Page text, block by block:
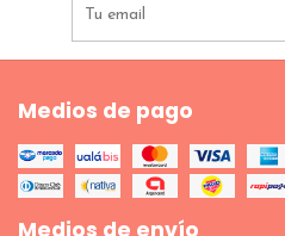
Medios de pago
Medios de envío